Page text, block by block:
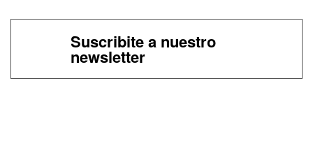
Suscribite a nuestro
newsletter